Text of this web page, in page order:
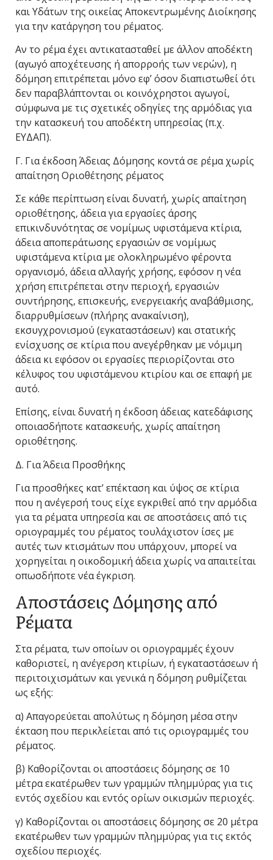
και Υδάτων της οικείας Αποκεντρωμένης Διοίκησης
για την κατάργηση του ρέματος.
Αν το ρέμα έχει αντικατασταθεί με άλλον αποδέκτη
(αγωγό αποχέτευσης ή απορροής των νερών), η
δόμηση επιτρέπεται μόνο εφ’ όσον διαπιστωθεί ότι
δεν παραβλάπτονται οι κοινόχρηστοι αγωγοί,
σύμφωνα με τις σχετικές οδηγίες της αρμόδιας για
την κατασκευή του αποδέκτη υπηρεσίας (π.χ.
ΕΥΔΑΠ).
Γ. Για έκδοση Άδειας Δόμησης κοντά σε ρέμα χωρίς
απαίτηση Οριοθέτησης ρέματος
Σε κάθε περίπτωση είναι δυνατή, χωρίς απαίτηση
οριοθέτησης, άδεια για εργασίες άρσης
επικινδυνότητας σε νομίμως υφιστάμενα κτίρια,
άδεια αποπεράτωσης εργασιών σε νομίμως
υφιστάμενα κτίρια με ολοκληρωμένο φέροντα
οργανισμό, άδεια αλλαγής χρήσης, εφόσον η νέα
χρήση επιτρέπεται στην περιοχή, εργασιών
συντήρησης, επισκευής, ενεργειακής αναβάθμισης,
διαρρυθμίσεων (πλήρης ανακαίνιση),
εκσυγχρονισμού (εγκαταστάσεων) και στατικής
ενίσχυσης σε κτίρια που ανεγέρθηκαν με νόμιμη
άδεια κι εφόσον οι εργασίες περιορίζονται στο
κέλυφος του υφιστάμενου κτιρίου και σε επαφή με
αυτό.
Επίσης, είναι δυνατή η έκδοση άδειας κατεδάφισης
οποιασδήποτε κατασκευής, χωρίς απαίτηση
οριοθέτησης.
Δ. Για Άδεια Προσθήκης
Για προσθήκες κατ’ επέκταση και ύψος σε κτίρια
που η ανέγερσή τους είχε εγκριθεί από την αρμόδια
για τα ρέματα υπηρεσία και σε αποστάσεις από τις
οριογραμμές του ρέματος τουλάχιστον ίσες με
αυτές των κτισμάτων που υπάρχουν, μπορεί να
χορηγείται η οικοδομική άδεια χωρίς να απαιτείται
οπωσδήποτε νέα έγκριση.
Αποστάσεις Δόμησης από
Ρέματα
Στα ρέματα, των οποίων οι οριογραμμές έχουν
καθοριστεί, η ανέγερση κτιρίων, ή εγκαταστάσεων ή
περιτοιχισμάτων και γενικά η δόμηση ρυθμίζεται
ως εξής:
α) Απαγορεύεται απολύτως η δόμηση μέσα στην
έκταση που περικλείεται από τις οριογραμμές του
ρέματος.
β) Καθορίζονται οι αποστάσεις δόμησης σε 10
μέτρα εκατέρωθεν των γραμμών πλημμύρας για τις
εντός σχεδίου και εντός ορίων οικισμών περιοχές.
γ) Καθορίζονται οι αποστάσεις δόμησης σε 20 μέτρα
εκατέρωθεν των γραμμών πλημμύρας για τις εκτός
σχεδίου περιοχές.